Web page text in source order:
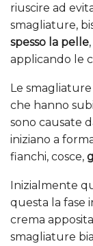
riuscire ad
smagliature,
spesso la pelle
applicando le
Le
che hanno
sono causate
iniziano a
fianchi, cosce,
Inizialmente
questa la fase
crema
smagliature